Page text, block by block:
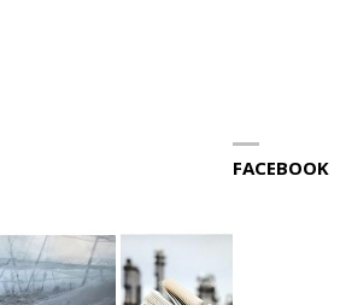
FACEBOOK